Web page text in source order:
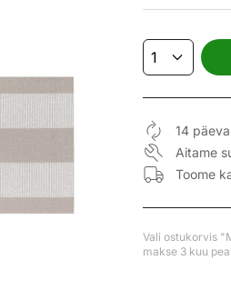
14
Aitame
Toome
Vali ostukorvis
makse 3 kuu